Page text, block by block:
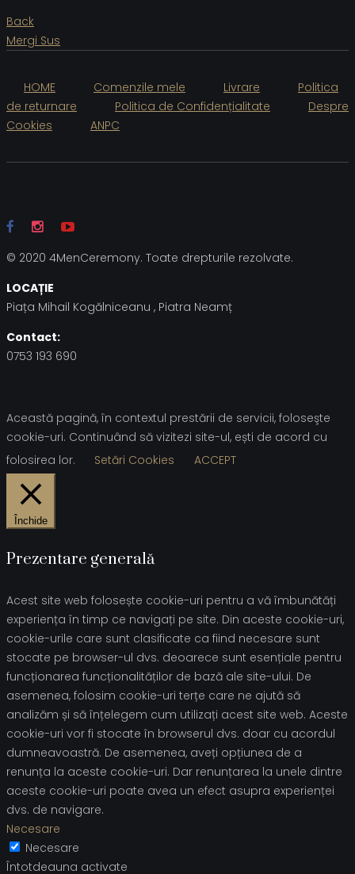
Back
Mergi Sus
HOME Comenzile mele Livrare
Politica
de returnare
Politica de Confidențialitate
Despre
Cookies
ANPC
© 2020 4MenCeremony. Toate drepturile rezolvate.
LOCAȚIE
Piața Mihail Kogălniceanu , Piatra Neamț
Contact:
0753 193 690
Această pagină, în contextul prestării de servicii, foloseşte
cookie-uri. Continuând să vizitezi site-ul, ești de acord cu
folosirea lor.
Setări Cookies ACCEPT
Închide
Prezentare generală
Acest site web folosește cookie-uri pentru a vă îmbunătăți
experiența în timp ce navigați pe site. Din aceste cookie-uri,
cookie-urile care sunt clasificate ca fiind necesare sunt
stocate pe browser-ul dvs. deoarece sunt esențiale pentru
funcționarea funcționalităților de bază ale site-ului. De
asemenea, folosim cookie-uri terțe care ne ajută să
analizăm și să înțelegem cum utilizați acest site web. Aceste
cookie-uri vor fi stocate în browserul dvs. doar cu acordul
dumneavoastră. De asemenea, aveți opțiunea de a
renunța la aceste cookie-uri. Dar renunțarea la unele dintre
aceste cookie-uri poate avea un efect asupra experienței
dvs. de navigare.
Necesare
Necesare
Întotdeauna activate